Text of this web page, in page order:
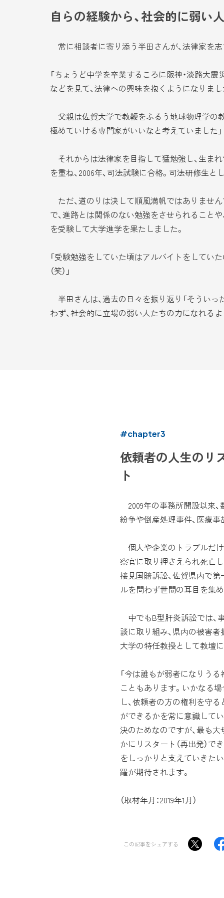
自らの経験から、社会的に弱い
常に相談者に寄り添う半田さんが、法律家を
「ちょうど中学を卒業するころに阪神・淡路大
などを見て、法律への興味を抱くようになりま
父親は佐賀大学で教鞭をふるう地球物理学の
極めていける専門家がいいなと考えていました」
それからは法律家を目指して猛勉強し、生ま
を重ね、2006年、司法試験に合格。司法研修生
ただ、道のりは決して順風満帆ではありませ
で、進路とは関係のない勉強をさせられること
を受験して大学進学を果たしました。
「受験勉強をしていた頃はアルバイトをしてい
（笑）」
半田さんは、過去の日々を振り返り「そうい
わず、社会的に立場の弱い人たちの力になれる
#chapter3
依頼者の人生のリ
ト
2009年の事務所開設以来
紛争や倒産処理事件、医療事
個人や企業のトラブルだ
察官に取り押さえられ死亡
接見国賠訴訟、佐賀県内で
ルを問わず世間の耳目を集
中でもB型肝炎訴訟では、
談に取り組み、県内の被害
大学の特任教授として教壇
「今は誰もが弱者になりう
こともあります。いかなる
し、依頼者の方の権利を守
ができるかを常に意識して
決のためなのですが、最も
かにリスタート（再出発）
をしっかりと支えていきた
躍が期待されます。
（取材年月：2019年1月）
この記事をシェアする